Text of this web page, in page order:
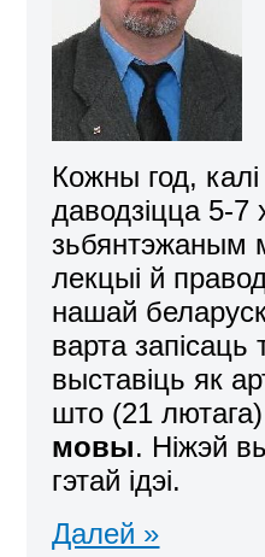
Кожны год,
даводзіцца 5-7
зьбянтэжаным
лекцыі й
нашай
варта
выставіць як
што (21
мовы. Ніжэй
гэтай ідэі.
Далей »